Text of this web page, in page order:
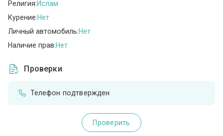
Религия:Ислам
Курение:Нет
Личный автомобиль:Нет
Наличие прав:Нет
Проверки
Телефон подтвержден
Проверить